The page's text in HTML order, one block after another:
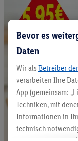
Bevor es
Daten
Wir als Betreiber
verarbeiten Ihre
App (gemeinsam:
Techniken, mit
Informationen in
technisch